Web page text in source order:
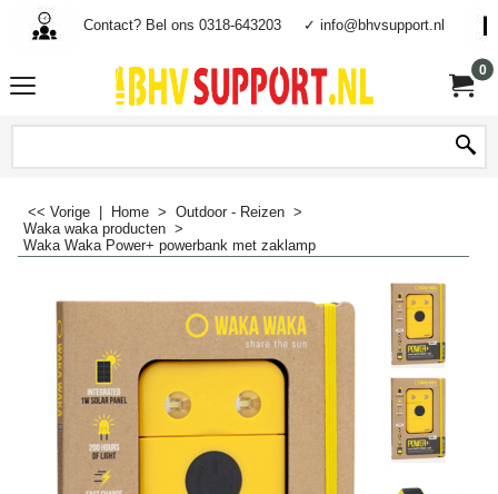
Contact? Bel ons 0318-643203 ✓ info@bhvsupport.nl
0
<< Vorige Home > Outdoor - Reizen >
Waka waka producten >
Waka Waka Power+ powerbank met zaklamp